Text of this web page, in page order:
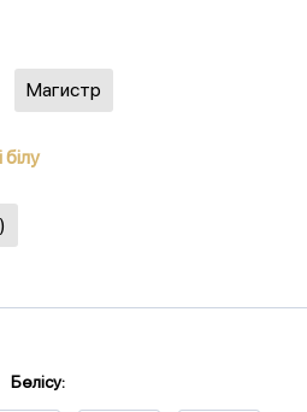
Магистр
Бөлісу: